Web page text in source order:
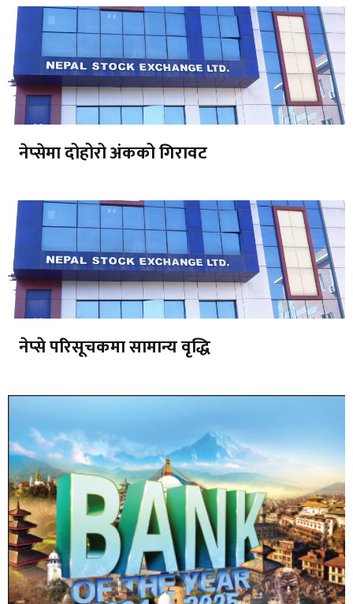
नेप्सेमा दोहोरो अंकको गिरावट
नेप्से परिसूचकमा सामान्य वृद्धि